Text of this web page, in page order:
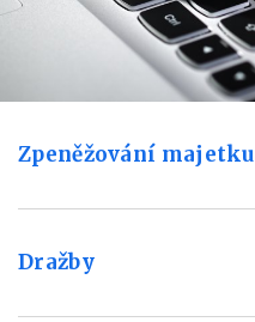
Zpeněžování majetku
Dražby